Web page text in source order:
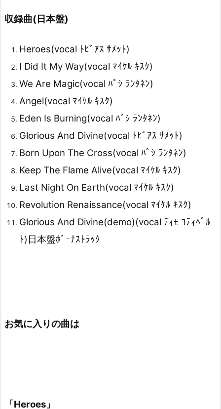
収録曲(日本盤)
Heroes(vocal ﾄﾋﾞｱｽ ｻﾒｯﾄ)
I Did It My Way(vocal ﾏｲｹﾙ ｷｽｸ)
We Are Magic(vocal ﾊﾟｼ ﾗﾝﾀﾈﾝ)
Angel(vocal ﾏｲｹﾙ ｷｽｸ)
Eden Is Burning(vocal ﾊﾟｼ ﾗﾝﾀﾈﾝ)
Glorious And Divine(vocal ﾄﾋﾞｱｽ ｻﾒｯﾄ)
Born Upon The Cross(vocal ﾊﾟｼ ﾗﾝﾀﾈﾝ)
Keep The Flame Alive(vocal ﾏｲｹﾙ ｷｽｸ)
Last Night On Earth(vocal ﾏｲｹﾙ ｷｽｸ)
Revolution Renaissance(vocal ﾏｲｹﾙ ｷｽｸ)
Glorious And Divine(demo)(vocal ﾃｨﾓ ｺﾃｨﾍﾟﾙ
ﾄ)日本盤ﾎﾞｰﾅｽﾄﾗｯｸ
お気に入りの曲は
「Heroes」